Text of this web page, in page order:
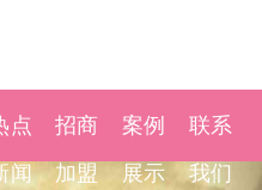
点
闻
招商
加盟
案例
展示
联系
我们